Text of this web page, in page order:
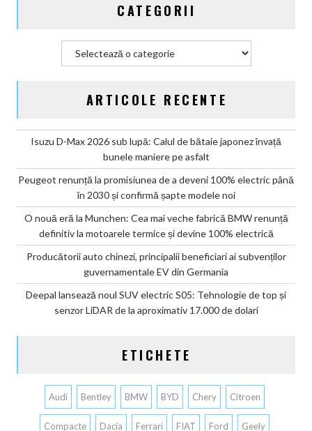
CATEGORII
ARTICOLE RECENTE
Isuzu D-Max 2026 sub lupă: Calul de bătaie japonez învață
bunele maniere pe asfalt
Peugeot renunță la promisiunea de a deveni 100% electric până
în 2030 și confirmă șapte modele noi
O nouă eră la Munchen: Cea mai veche fabrică BMW renunță
definitiv la motoarele termice și devine 100% electrică
Producătorii auto chinezi, principalii beneficiari ai subvenților
guvernamentale EV din Germania
Deepal lansează noul SUV electric S05: Tehnologie de top și
senzor LiDAR de la aproximativ 17.000 de dolari
ETICHETE
Audi Bentley BMW BYD Chery Citroen
Compacte Dacia Ferrari FIAT Ford Geely